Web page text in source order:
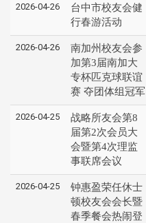
2026-04-26
台中市校友会健
行春游活动
2026-04-26
南加州校友会参
加第3届南加大
专杯匹克球联谊
赛 夺团体组冠军
2026-04-25
战略所友会第8
届第2次会员大
会暨第4次理监
事联席会议
2026-04-25
钟惠盈荣任休士
顿校友会会长暨
春季餐会热闹登